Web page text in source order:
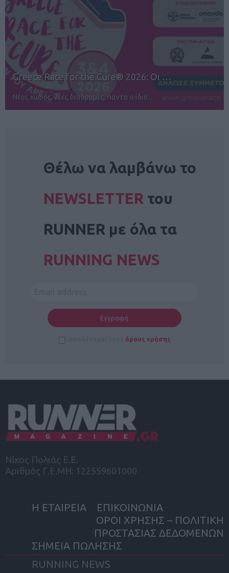
12ος TUI Rhodes Marathon: Άνοιγμα ε…
Αγώνες για όλους στην Ρόδο
Θέλω να λαμβάνω το
NEWSLETTER του
RUNNER με όλα τα
RUNNING NEWS
όρους χρήσης
Νίκος Πολιάς Ε.Ε.
Αριθμός Γ.Ε.ΜΗ: 122559601000
Η ΕΤΑΙΡΕΙΑ
ΕΠΙΚΟΙΝΩΝΙΑ
ΟΡΟΙ ΧΡΗΣΗΣ – ΠΟΛΙΤΙΚΗ
ΠΡΟΣΤΑΣΙΑΣ ΔΕΔΟΜΕΝΩΝ
ΣΗΜΕΙΑ ΠΩΛΗΣΗΣ
RUNNING NEWS